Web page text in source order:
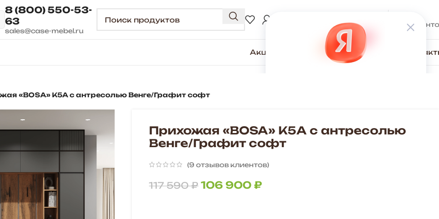
8 (800) 550-53-
63
sales@case-mebel.ru
Акции Для покупателей О компании
«BOSA» К5А с антресолью Венге/Графит софт
Прихожая «BOSA» К5А с антресолью
Венге/Графит софт
(9 отзывов клиентов)
117 590₽ 106 900 ₽